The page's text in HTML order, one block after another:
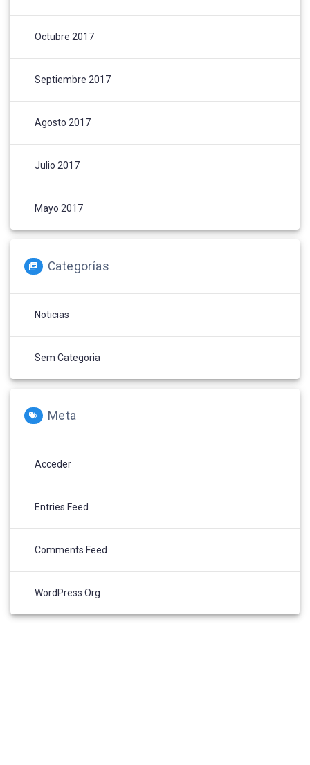
Octubre 2017
Septiembre 2017
Agosto 2017
Julio 2017
Mayo 2017
Categorías
Noticias
Sem Categoria
Meta
Acceder
Entries Feed
Comments Feed
WordPress.org